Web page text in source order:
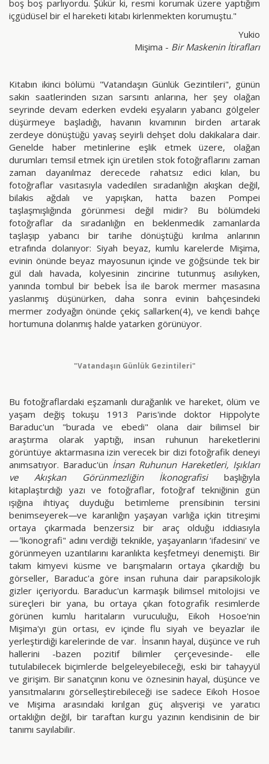
boş boş parlıyordu. Şükür ki, resmi korumak üzere yaptığım
içgüdüsel bir el hareketi kitabı kirlenmekten korumuştu."
Yukio
Mişima - Bir Maskenin İtirafları
Kitabın ikinci bölümü "Vatandaşın Günlük Gezintileri", günün
sakin saatlerinden sızan sarsıntı anlarına, her şey olağan
seyrinde devam ederken evdeki eşyaların yabancı gölgeler
düşürmeye başladığı, havanın kıvamının birden artarak
zerdeye dönüştüğü yavaş seyirli dehşet dolu dakikalara dair.
Genelde haber metinlerine eşlik etmek üzere, olağan
durumları temsil etmek için üretilen stok fotoğraflarını zaman
zaman dayanılmaz derecede rahatsız edici kılan, bu
fotoğraflar vasıtasıyla vadedilen sıradanlığın akışkan değil,
bilakis ağdalı ve yapışkan, hatta bazen Pompei
taşlaşmışlığında görünmesi değil midir? Bu bölümdeki
fotoğraflar da sıradanlığın en beklenmedik zamanlarda
taşlaşıp yabancı bir tarihe dönüştüğü kırılma anlarının
etrafında dolanıyor: Siyah beyaz, kumlu karelerde Mişima,
evinin önünde beyaz mayosunun içinde ve göğsünde tek bir
gül dalı havada, kolyesinin zincirine tutunmuş asılıyken,
yanında tombul bir bebek İsa ile barok mermer masasına
yaslanmış düşünürken, daha sonra evinin bahçesindeki
mermer zodyağın önünde çekiç sallarken(4), ve kendi bahçe
hortumuna dolanmış halde yatarken görünüyor.
"Vatandaşın Günlük Gezintileri"
Bu fotoğraflardaki eşzamanlı durağanlık ve hareket, ölüm ve
yaşam değiş tokuşu 1913 Paris'inde doktor Hippolyte
Baraduc'un "burada ve ebedi" olana dair bilimsel bir
araştırma olarak yaptığı, insan ruhunun hareketlerini
görüntüye aktarmasına izin verecek bir dizi fotoğrafik deneyi
anımsatıyor. Baraduc'ün İnsan Ruhunun Hareketleri, Işıkları
ve Akışkan Görünmezliğin İkonografisi başlığıyla
kitaplaştırdığı yazı ve fotoğraflar, fotoğraf tekniğinin gün
ışığına ihtiyaç duyduğu betimleme prensibinin tersini
benimseyerek—ve karanlığın yaşayan varlığa içkin titreşimi
ortaya çıkarmada benzersiz bir araç olduğu iddiasıyla
—"ikonografi" adını verdiği teknikle, yaşayanların ‘ifadesini' ve
görünmeyen uzantılarını karanlıkta keşfetmeyi denemişti. Bir
takım kimyevi küsme ve barışmaların ortaya çıkardığı bu
görseller, Baraduc'a göre insan ruhuna dair parapsikolojik
gizler içeriyordu. Baraduc'un karmaşık bilimsel mitolojisi ve
süreçleri bir yana, bu ortaya çıkan fotografik resimlerde
görünen kumlu haritaların vuruculuğu, Eikoh Hosoe'nin
Mişima'yı gün ortası, ev içinde flu siyah ve beyazlar ile
yerleştirdiği karelerinde de var. İnsanın hayal, düşünce ve ruh
hallerini -bazen pozitif bilimler çerçevesinde- elle
tutulabilecek biçimlerde belgeleyebileceği, eski bir tahayyül
ve girişim. Bir sanatçının konu ve öznesinin hayal, düşünce ve
yansıtmalarını görselleştirebileceği ise sadece Eikoh Hosoe
ve Mişima arasındaki kırılgan güç alışverişi ve yaratıcı
ortaklığın değil, bir taraftan kurgu yazının kendisinin de bir
tanımı sayılabilir.